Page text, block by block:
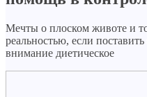
Мечты о плоском животе и
реальностью, если
внимание диетическое